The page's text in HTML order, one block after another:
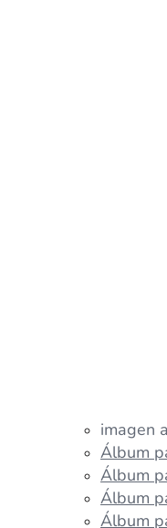
imagen
Álbum
Álbum
Álbum
Álbum